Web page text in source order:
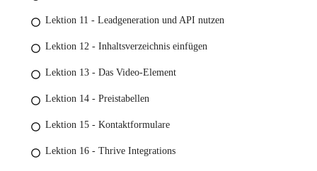
Lektion 11 - Leadgeneration und API nutzen
Lektion 12 - Inhaltsverzeichnis einfügen
Lektion 13 - Das Video-Element
Lektion 14 - Preistabellen
Lektion 15 - Kontaktformulare
Lektion 16 - Thrive Integrations